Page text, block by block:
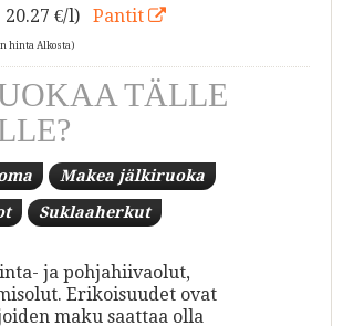
20.27 €/l) Pantit
hinta Alkosta)
TÄLLE
Makea jälkiruoka
Suklaaherkut
ja pohjahiivaolut,
Erikoisuudet ovat
maku saattaa olla